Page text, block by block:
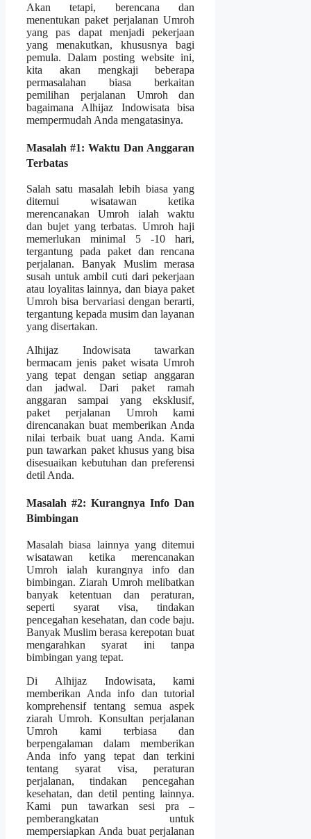
Akan tetapi, berencana dan
menentukan paket perjalanan Umroh
yang pas dapat menjadi pekerjaan
yang menakutkan, khususnya bagi
pemula. Dalam posting website ini,
kita akan mengkaji beberapa
permasalahan biasa berkaitan
pemilihan perjalanan Umroh dan
bagaimana Alhijaz Indowisata bisa
mempermudah Anda mengatasinya.
Masalah #1: Waktu Dan Anggaran
Terbatas
Salah satu masalah lebih biasa yang
ditemui wisatawan ketika
merencanakan Umroh ialah waktu
dan bujet yang terbatas. Umroh haji
memerlukan minimal 5 -10 hari,
tergantung pada paket dan rencana
perjalanan. Banyak Muslim merasa
susah untuk ambil cuti dari pekerjaan
atau loyalitas lainnya, dan biaya paket
Umroh bisa bervariasi dengan berarti,
tergantung kepada musim dan layanan
yang disertakan.
Alhijaz Indowisata tawarkan
bermacam jenis paket wisata Umroh
yang tepat dengan setiap anggaran
dan jadwal. Dari paket ramah
anggaran sampai yang eksklusif,
paket perjalanan Umroh kami
direncanakan buat memberikan Anda
nilai terbaik buat uang Anda. Kami
pun tawarkan paket khusus yang bisa
disesuaikan kebutuhan dan preferensi
detil Anda.
Masalah #2: Kurangnya Info Dan
Bimbingan
Masalah biasa lainnya yang ditemui
wisatawan ketika merencanakan
Umroh ialah kurangnya info dan
bimbingan. Ziarah Umroh melibatkan
banyak ketentuan dan peraturan,
seperti syarat visa, tindakan
pencegahan kesehatan, dan code baju.
Banyak Muslim berasa kerepotan buat
mengarahkan syarat ini tanpa
bimbingan yang tepat.
Di Alhijaz Indowisata, kami
memberikan Anda info dan tutorial
komprehensif tentang semua aspek
ziarah Umroh. Konsultan perjalanan
Umroh kami terbiasa dan
berpengalaman dalam memberikan
Anda info yang tepat dan terkini
tentang syarat visa, peraturan
perjalanan, tindakan pencegahan
kesehatan, dan detil penting lainnya.
Kami pun tawarkan sesi pra –
pemberangkatan untuk
mempersiapkan Anda buat perjalanan